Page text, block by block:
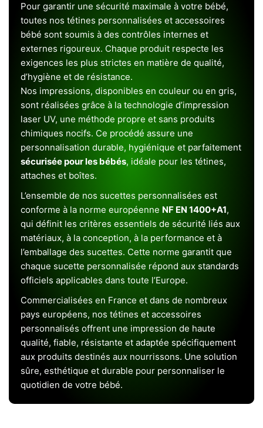
Pour garantir une sécurité maximale à votre bébé,
toutes nos tétines personnalisées et accessoires
bébé sont soumis à des contrôles internes et
externes rigoureux. Chaque produit respecte les
exigences les plus strictes en matière de qualité,
d’hygiène et de résistance.
Nos impressions, disponibles en couleur ou en gris,
sont réalisées grâce à la technologie d’impression
laser UV, une méthode propre et sans produits
chimiques nocifs. Ce procédé assure une
personnalisation durable, hygiénique et parfaitement
sécurisée pour les bébés, idéale pour les tétines,
attaches et boîtes.
L’ensemble de nos sucettes personnalisées est
conforme à la norme européenne NF EN 1400+A1,
qui définit les critères essentiels de sécurité liés aux
matériaux, à la conception, à la performance et à
l’emballage des sucettes. Cette norme garantit que
chaque sucette personnalisée répond aux standards
officiels applicables dans toute l’Europe.
Commercialisées en France et dans de nombreux
pays européens, nos tétines et accessoires
personnalisés offrent une impression de haute
qualité, fiable, résistante et adaptée spécifiquement
aux produits destinés aux nourrissons. Une solution
sûre, esthétique et durable pour personnaliser le
quotidien de votre bébé.